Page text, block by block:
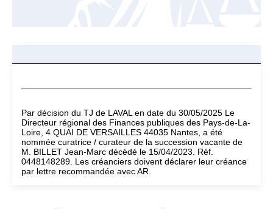
Par décision du TJ de LAVAL en date du 30/05/2025 Le
Directeur régional des Finances publiques des Pays-de-La-
Loire, 4 QUAI DE VERSAILLES 44035 Nantes, a été
nommée curatrice / curateur de la succession vacante de
M. BILLET Jean-Marc décédé le 15/04/2023. Réf.
0448148289. Les créanciers doivent déclarer leur créance
par lettre recommandée avec AR.